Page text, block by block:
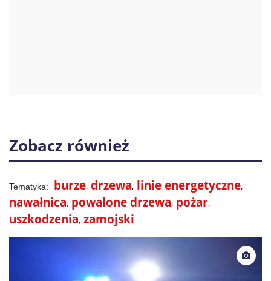
Zobacz również
burze drzewa linie energetyczne
nawałnica powalone drzewa pożar
uszkodzenia zamojski